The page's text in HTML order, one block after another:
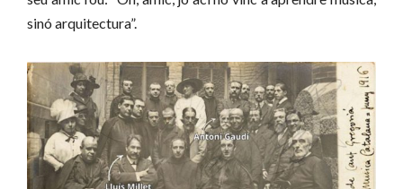
sinó arquitectura”.